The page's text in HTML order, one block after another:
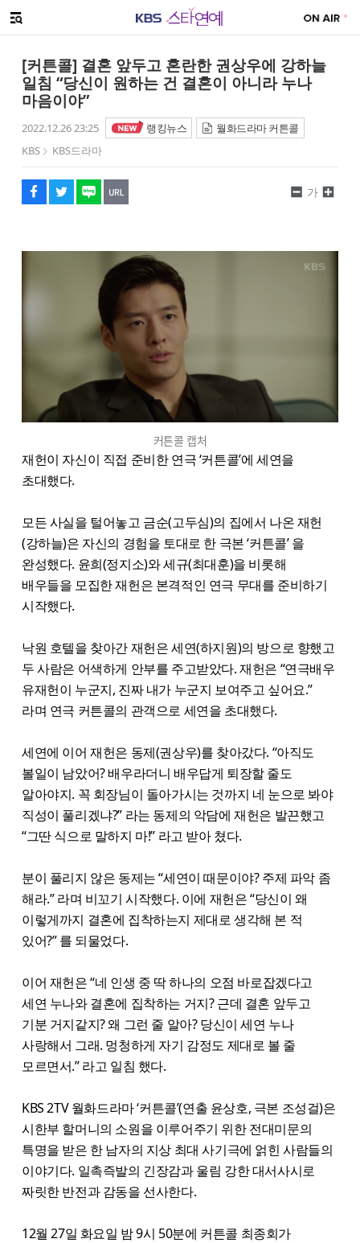
메뉴 열기
[커튼콜] 결혼 앞두고 혼란한 권상우에 강하늘
일침 “당신이 원하는 건 결혼이 아니라 누나
마음이야”
2022.12.26 23:25 랭킹뉴스
월화드라마 커튼콜
KBS
KBS드라마
페이스북
트위터
네이버
URL복사
글씨 작게보기
가
글씨 크게보기
커튼콜 캡처
재헌이 자신이 직접 준비한 연극 ‘커튼콜’에 세연을
초대했다.
모든 사실을 털어놓고 금순(고두심)의 집에서 나온 재헌
(강하늘)은 자신의 경험을 토대로 한 극본 ‘커튼콜’ 을
완성했다. 윤희(정지소)와 세규(최대훈)을 비롯해
배우들을 모집한 재헌은 본격적인 연극 무대를 준비하기
시작했다.
낙원 호텔을 찾아간 재헌은 세연(하지원)의 방으로 향했고
두 사람은 어색하게 안부를 주고받았다. 재헌은 “연극배우
유재헌이 누군지, 진짜 내가 누군지 보여주고 싶어요.”
라며 연극 커튼콜의 관객으로 세연을 초대했다.
세연에 이어 재헌은 동제(권상우)를 찾아갔다. “아직도
볼일이 남았어? 배우라더니 배우답게 퇴장할 줄도
알아야지. 꼭 회장님이 돌아가시는 것까지 네 눈으로 봐야
직성이 풀리겠냐?” 라는 동제의 악담에 재헌은 발끈했고
“그딴 식으로 말하지 마!” 라고 받아 쳤다.
분이 풀리지 않은 동제는 “세연이 때문이야? 주제 파악 좀
해라.” 라며 비꼬기 시작했다. 이에 재헌은 “당신이 왜
이렇게까지 결혼에 집착하는지 제대로 생각해 본 적
있어?” 를 되물었다.
이어 재헌은 “네 인생 중 딱 하나의 오점 바로잡겠다고
세연 누나와 결혼에 집착하는 거지? 근데 결혼 앞두고
기분 거지같지? 왜 그런 줄 알아? 당신이 세연 누나
사랑해서 그래. 멍청하게 자기 감정도 제대로 볼 줄
모르면서.” 라고 일침 했다.
KBS 2TV 월화드라마 ‘커튼콜’(연출 윤상호, 극본 조성걸)은
시한부 할머니의 소원을 이루어주기 위한 전대미문의
특명을 받은 한 남자의 지상 최대 사기극에 얽힌 사람들의
이야기다. 일촉즉발의 긴장감과 울림 강한 대서사시로
짜릿한 반전과 감동을 선사한다.
12월 27일 화요일 밤 9시 50분에 커튼콜 최종회가